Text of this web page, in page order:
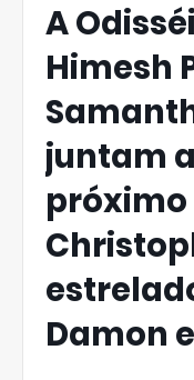
A
Himesh
juntam
Damon